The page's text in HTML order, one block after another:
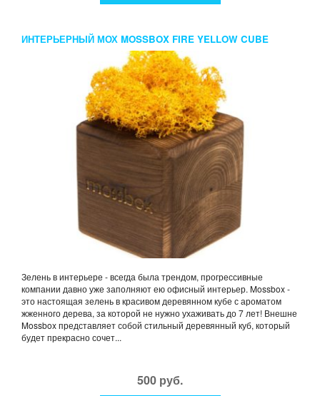
ИНТЕРЬЕРНЫЙ МОХ MOSSBOX FIRE YELLOW CUBE
Зелень в интерьере - всегда была трендом, прогрессивные
компании давно уже заполняют ею офисный интерьер. Mossbox -
это настоящая зелень в красивом деревянном кубе с ароматом
жженного дерева, за которой не нужно ухаживать до 7 лет! Внешне
Mossbox представляет собой стильный деревянный куб, который
будет прекрасно сочет...
500 руб.